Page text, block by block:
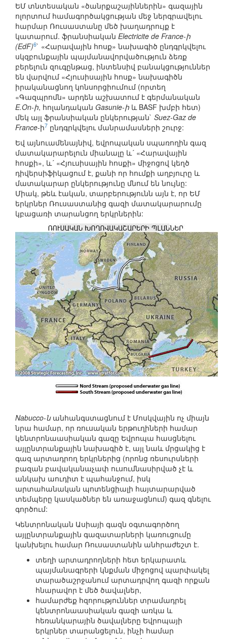
ԵՄ տնտեսական «ծանրքաշայիններին» գազային
ոլորտում համագործակցության մեջ ներգրավելու
հարմար Ռուսաստանը մեծ խաղադրույք է
կատարում. ֆրանսիական Electricite de France-ի
(EdF)6` «Հարավային հոսք» նախագիծ ընդգրկվելու
սկզբունքային պայմանավորվածություն ձեռք
բերելուն զուգընթաց, ինտենսիվ բանակցություններ
են վարվում «Հյուսիսային հոսք» նախագիծն
իրականացնող կոնսորցիումում (որտեղ
«Գազպրոմն» արդեն աշխատում է գերմանական
E.On-ի, հոլանդական Gasunie-ի և BASF խմբի հետ)
մեկ այլ ֆրանսիական ընկերության` Suez-Gaz de
France-ի7 ընդգրկվելու մանրամասների շուրջ:
Եվ այնուամենայնիվ, եվրոպական սպառողին գազ
մատակարարելուն միանալը և´ «Հարավային
հոսքի», և´ «Հյուսիսային հոսքի» միջոցով կեղծ
դիվերսիֆիկացում է, քանի որ հումքի աղբյուրը և
մատակարար ընկերությունը մնում են նույնը:
Միակ, թեև էական, տարբերությունն այն է, որ ԵՄ
երկրներ Ռուսաստանից գազի մատակարարումը
կբացառի տարանցող երկրներին:
Nabucco-նանհանգստացնում է Մոսկվային ոչ միայն
նրա համար, որ ռուսական երթուղիների համար
կենտրոնաասիական գազը Եվրոպա հասցնելու
այլընտրանքային նախագիծ է, այլ նաև մրցակից է
գազ արտադրող երկրներից (որոնց ռեսուրսների
բազան բավականաչափ ուսումնասիրված չէ և
անկախ աուդիտ է պահանջում, իսկ
արտահանական պոտենցիալի հայտարարված
տեմպերը կասկածներ են առաջացնում) գազ գնելու
գործում:
Կենտրոնական Ասիայի գազն օգտագործող
այլընտրանքային գազատարների կառուցումը
կանխելու համար Ռուսաստանին անհրաժեշտ է.
տեղի արտադրողների հետ երկարատև
պայմանագրերի կնքման միջոցով պարփակել
տարածաշրջանում արտադրվող գազի որքան
հնարավոր է մեծ ծավալներ,
համարժեք հզորություններ տրամադրել
կենտրոնաասիական գազի առկա և
հեռանկարային ծավալները Եվրոպայի
երկրներ տարանցելուն, ինչի համար